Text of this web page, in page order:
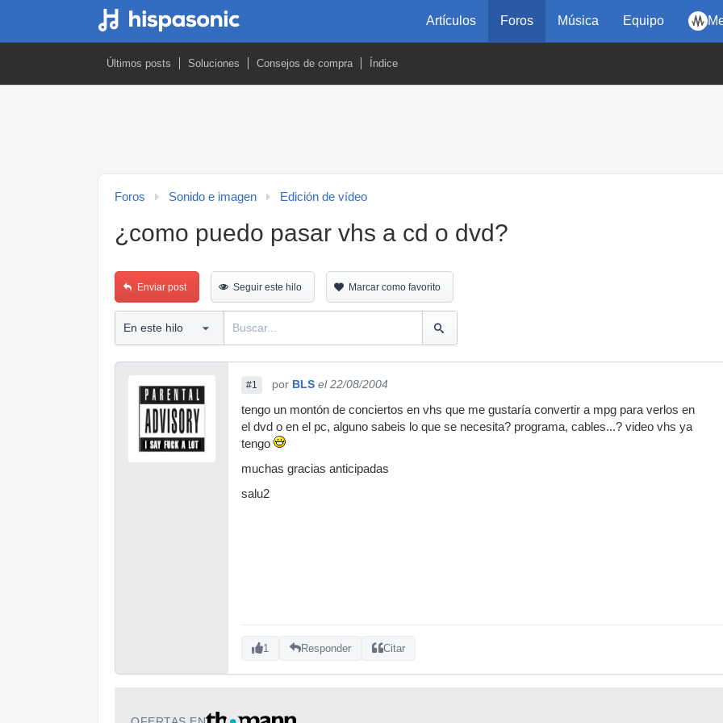
Artículos Foros Música Equipo
Últimos posts Soluciones Consejos de compra Índice
Foros Sonido e imagen Edición de vídeo
¿como puedo pasar vhs a cd o dvd?
Enviar post Seguir este hilo Marcar como favorito
#1 por BLS el 22/08/2004
tengo un montón de conciertos en vhs que me gustaría convertir a mpg para verlos en
el dvd o en el pc, alguno sabeis lo que se necesita? programa, cables...? video vhs ya
tengo
muchas gracias anticipadas
salu2
1 Responder Citar